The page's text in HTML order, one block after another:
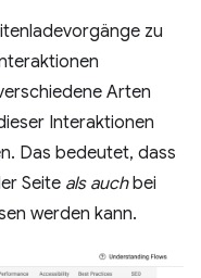
zu
Arten
Interaktionen
Das bedeutet, dass
Seite als auchbei
werden kann.